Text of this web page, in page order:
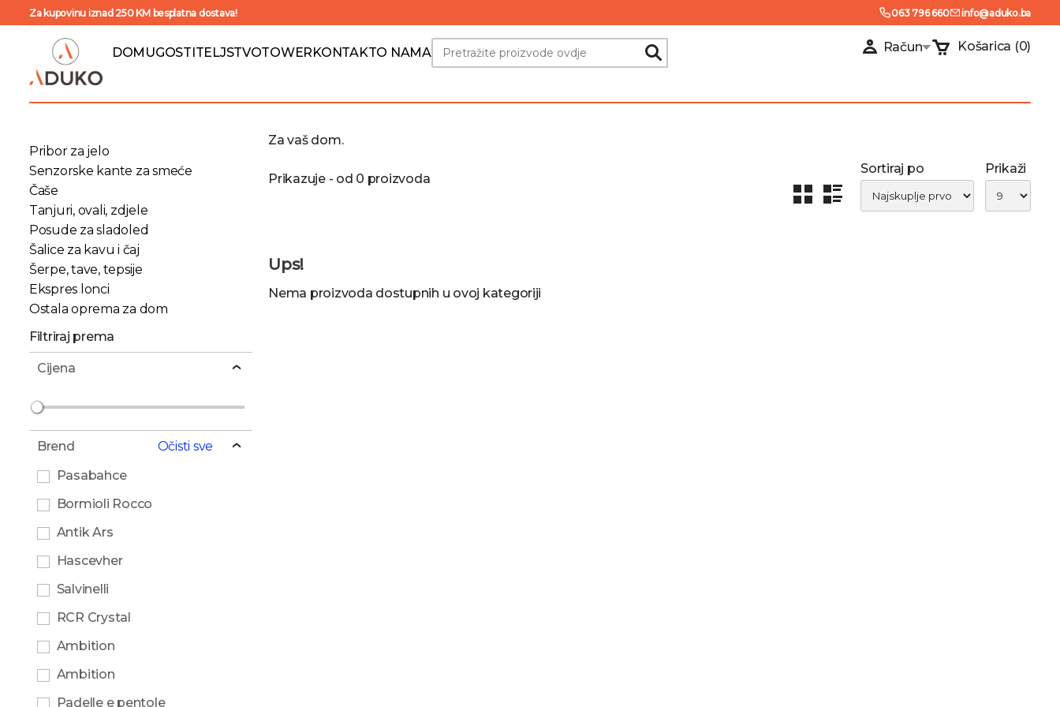
Za kupovinu iznad 250 KM besplatna dostava! 063 796 660 info@aduko.ba
DOM UGOSTITELJSTVOTOWERKONTAKTO NAMA Search Račun Košarica (0)
Pribor za jelo
Senzorske kante za smeće
Čaše
Tanjuri, ovali, zdjele
Posude za sladoled
Šalice za kavu i čaj
Šerpe, tave, tepsije
Ekspres lonci
Ostala oprema za dom
Filtriraj prema
Cijena
Brend
Očisti sve
Pasabahce
Bormioli Rocco
Antik Ars
Hascevher
Salvinelli
RCR Crystal
Ambition
Ambition
Padelle e pentole
Za vaš dom.
Prikazuje - od 0 proizvoda
Sortiraj po Prikaži
Ups!
Nema proizvoda dostupnih u ovoj kategoriji